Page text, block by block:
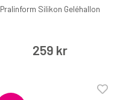
Pralinform Silikon Geléhallon
259 kr